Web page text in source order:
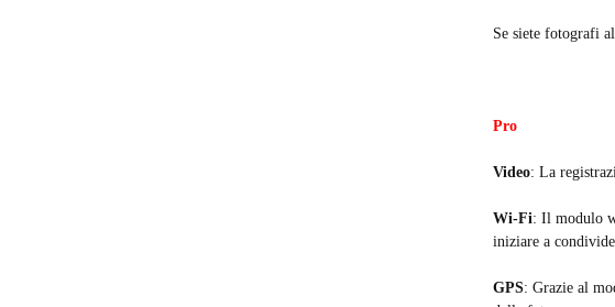
Se siete fotografi
Pro
Video: La
Wi-Fi: Il modulo
iniziare a
GPS: Grazie al